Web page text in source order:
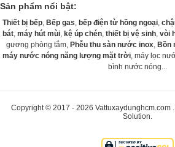
Sản phẩm nổi bật:
Thiết bị bếp, Bếp gas, bếp điện từ hồng ngoại,
bát, máy hút mùi, kệ úp chén, thiết bị vệ sinh, vòi
gương phòng tắm, Phễu thu sàn nước inox, Bồn
máy nước nóng năng lượng mặt trời, máy lọc
bình nước nóng...
Copyright © 2017 - 2026 Vattuxaydunghcm.com.
Solution.